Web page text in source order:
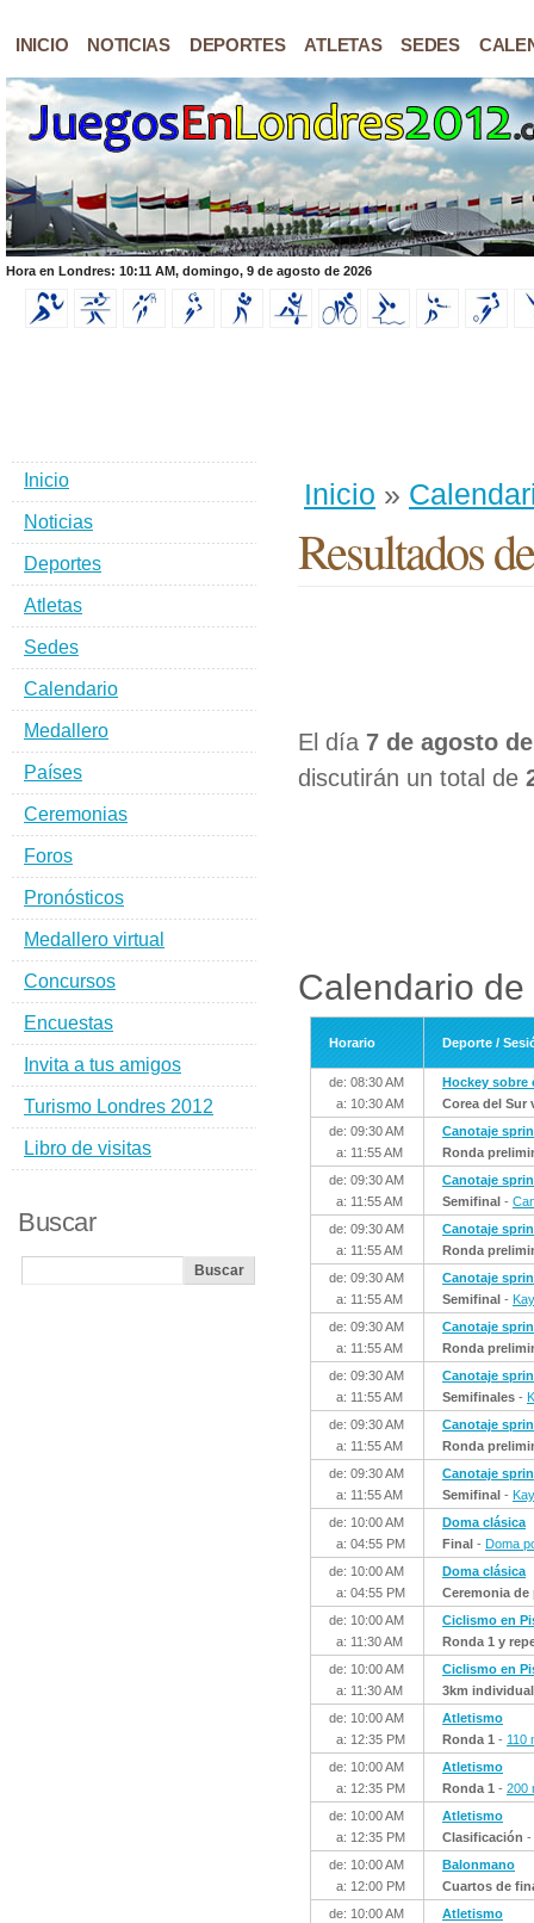
INICIO NOTICIAS DEPORTES ATLETAS SEDES
Hora en Londres: 10:11 AM, domingo, 9 de agosto de 2026
Inicio »
Resultados
El día 7 de agosto
discutirán un total de
Calendario
Horario Deporte /
de: 08:30 AM
a: 10:30 AM
Hockey sobre
Corea del Sur
de: 09:30 AM
a: 11:55 AM
Canotaje
Ronda
de: 09:30 AM
a: 11:55 AM
Canotaje
Semifinal -
de: 09:30 AM
a: 11:55 AM
Canotaje
Ronda
de: 09:30 AM
a: 11:55 AM
Canotaje
Semifinal -
de: 09:30 AM
a: 11:55 AM
Canotaje
Ronda
de: 09:30 AM
a: 11:55 AM
Canotaje
Semifinales -
de: 09:30 AM
a: 11:55 AM
Canotaje
Ronda
de: 09:30 AM
a: 11:55 AM
Canotaje
Semifinal -
de: 10:00 AM
a: 04:55 PM
Doma clásica
Final - Doma
de: 10:00 AM
a: 04:55 PM
Doma clásica
Ceremonia de
de: 10:00 AM
a: 11:30 AM
Ciclismo en
Ronda 1 y
de: 10:00 AM
a: 11:30 AM
Ciclismo en
3km
de: 10:00 AM
a: 12:35 PM
Atletismo
Ronda 1 - 110
de: 10:00 AM
a: 12:35 PM
Atletismo
Ronda 1 - 200
de: 10:00 AM
a: 12:35 PM
Atletismo
Clasificación -
de: 10:00 AM
a: 12:00 PM
Balonmano
Cuartos de
de: 10:00 AM
Atletismo
Inicio
Noticias
Deportes
Atletas
Sedes
Calendario
Medallero
Países
Ceremonias
Foros
Pronósticos
Medallero virtual
Concursos
Encuestas
Invita a tus amigos
Turismo Londres 2012
Libro de visitas
Buscar